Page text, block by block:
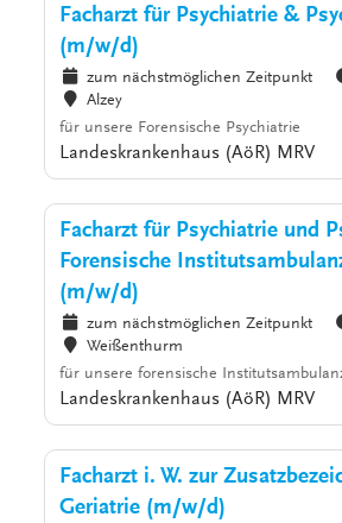
Facharzt für Psychiatrie &
(m/w/d)
zum nächstmöglichen Zeitpunkt
Alzey
für unsere Forensische Psychiatrie
Landeskrankenhaus (AöR) MRV
Facharzt für Psychiatrie und
Forensische
(m/w/d)
zum nächstmöglichen Zeitpunkt
Weißenthurm
für unsere forensische
Landeskrankenhaus (AöR) MRV
Facharzt i. W. zur
Geriatrie (m/w/d)